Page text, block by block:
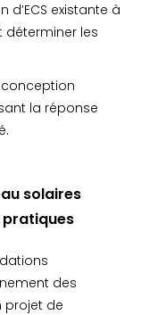
d’ECS existante à
déterminer les
la réponse
solaires
pratiques
des
projet de